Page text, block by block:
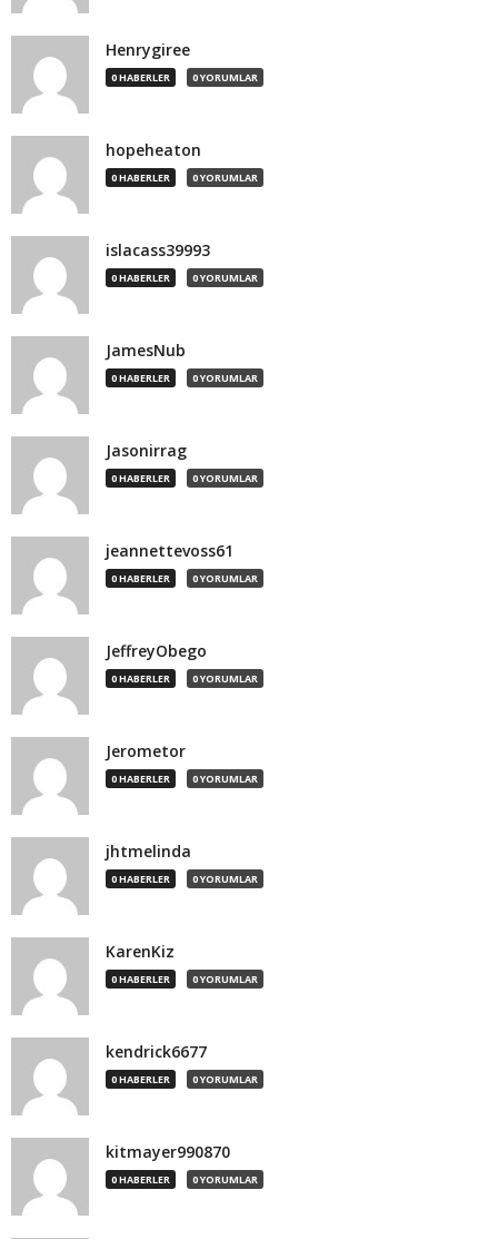
Henrygiree
0 HABERLER 0 YORUMLAR
hopeheaton
0 HABERLER 0 YORUMLAR
islacass39993
0 HABERLER 0 YORUMLAR
JamesNub
0 HABERLER 0 YORUMLAR
Jasonirrag
0 HABERLER 0 YORUMLAR
jeannettevoss61
0 HABERLER 0 YORUMLAR
JeffreyObego
0 HABERLER 0 YORUMLAR
Jerometor
0 HABERLER 0 YORUMLAR
jhtmelinda
0 HABERLER 0 YORUMLAR
KarenKiz
0 HABERLER 0 YORUMLAR
kendrick6677
0 HABERLER 0 YORUMLAR
kitmayer990870
0 HABERLER 0 YORUMLAR